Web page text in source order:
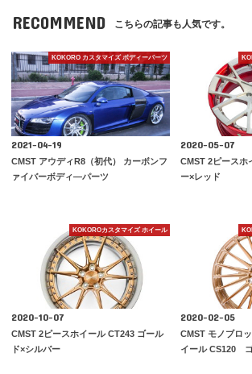
RECOMMEND こちらの記事も人気です。
KOKORO カスタマイズ ボディーパーツ
2021-04-19
CMST アウディR8（初代） カーボンフ
ァイバーボディ―パーツ
2020-05-07
CMST 2ピースホ
ー×レッド
KOKOROカスタマイズ ホイール
2020-10-07
CMST 2ピースホイール CT243 ゴール
ド×シルバー
2020-02-05
CMST モノブロ
イール CS120